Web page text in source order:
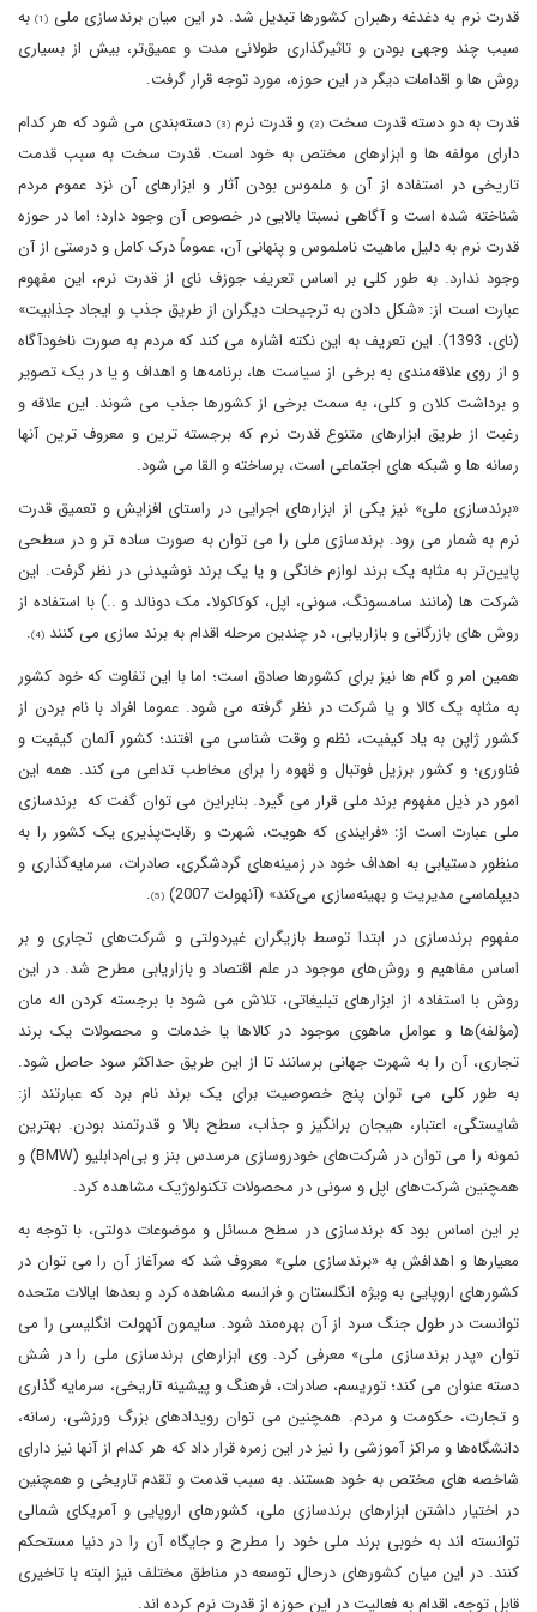
قدرت نرم به دغدغه رهبران کشورها تبدیل شد. در این میان برندسازی ملی (1)
به
سبب چند وجهی بودن و تاثیرگذاری طولانی مدت و عمیق‌تر، بیش از بسیاری
روش ها و اقدامات دیگر در این حوزه، مورد توجه قرار گرفت.
قدرت به دو دسته قدرت سخت(2) و قدرت نرم(3)
دسته‌بندی می شود که هر کدام
دارای مولفه ها و ابزارهای مختص به خود است. قدرت سخت به سبب قدمت
تاریخی در استفاده از آن و ملموس بودن آثار و ابزارهای آن نزد عموم مردم
شناخته شده است و آگاهی نسبتا بالایی در خصوص آن وجود دارد؛ اما در حوزه
قدرت نرم به دلیل ماهیت ناملموس و پنهانی آن، عموماً درک کامل و درستی از آن
وجود ندارد. به طور کلی بر اساس تعریف جوزف نای از قدرت نرم، این مفهوم
عبارت است از: «شکل دادن به ترجیحات دیگران از طریق جذب و ایجاد جذابیت»
(نای، 1393). این تعریف به این نکته اشاره می کند که مردم به صورت ناخودآگاه
و از روی علاقه‌مندی به برخی از سیاست ها، برنامه‌ها و اهداف و یا در یک تصویر
و برداشت کلان و کلی، به سمت برخی از کشورها جذب می شوند. این علاقه و
رغبت از طریق ابزارهای متنوع قدرت نرم که برجسته ترین و معروف ترین آنها
رسانه ها و شبکه های اجتماعی است، برساخته و القا می شود.
«برندسازی ملی» نیز یکی از ابزارهای اجرایی در راستای افزایش و تعمیق قدرت
نرم به شمار می رود. برندسازی ملی را می توان به صورت ساده تر و در سطحی
پایین‌تر به مثابه یک برند لوازم خانگی و یا یک برند نوشیدنی در نظر گرفت. این
شرکت ها (مانند سامسونگ، سونی، اپل، کوکاکولا، مک دونالد و ..) با استفاده از
روش های بازرگانی و بازاریابی، در چندین مرحله اقدام به برند سازی می کنند (4)
.
همین امر و گام ها نیز برای کشورها صادق است؛ اما با این تفاوت که خود کشور
به مثابه یک کالا و یا شرکت در نظر گرفته می شود. عموما افراد با نام بردن از
کشور ژاپن به یاد کیفیت، نظم و وقت شناسی می افتند؛ کشور آلمان کیفیت و
فناوری؛ و کشور برزیل فوتبال و قهوه را برای مخاطب تداعی می کند. همه این
امور در ذیل مفهوم برند ملی قرار می گیرد. بنابراین می توان گفت که برندسازی
ملی عبارت است از: «فرایندی که هویت، شهرت و رقابت‌پذیری یک کشور را به
منظور دستیابی به اهداف خود در زمینه‌های گردشگری، صادرات، سرمایه‌گذاری و
دیپلماسی مدیریت و بهینه‌سازی می‌کند» (آنهولت 2007)
(5)
.
مفهوم برندسازی در ابتدا توسط بازیگران غیردولتی و شرکت‌های تجاری و بر
اساس مفاهیم و روش‌های موجود در علم اقتصاد و بازاریابی مطرح شد. در این
روش با استفاده از ابزارهای تبلیغاتی، تلاش می شود با برجسته کردن اله مان
(مؤلفه)ها و عوامل ماهوی موجود در کالاها یا خدمات و محصولات یک برند
تجاری، آن را به شهرت جهانی برسانند تا از این طریق حداکثر سود حاصل شود.
به طور کلی می توان پنج خصوصیت برای یک برند نام برد که عبارتند از:
شایستگی، اعتبار، هیجان بر‌انگیز و جذاب، سطح بالا و قدرتمند بودن. بهترین
نمونه را می توان در شرکت‌های خودروسازی مرسدس بنز و بی‌ام‌دابلیو (BMW) و
همچنین شرکت‌های اپل و سونی در محصولات تکنولوژیک مشاهده کرد.
بر این اساس بود که برندسازی در سطح مسائل و موضوعات دولتی، با توجه به
معیارها و اهدافش به «برندسازی ملی» معروف شد که سرآغاز آن را می توان در
کشورهای اروپایی به ویژه انگلستان و فرانسه مشاهده کرد و بعدها ایالات متحده
توانست در طول جنگ سرد از آن بهره‌مند شود. سایمون آنهولت انگلیسی را می
توان «پدر برندسازی ملی» معرفی کرد. وی ابزارهای برندسازی ملی را در شش
دسته عنوان می کند؛ توریسم، صادرات، فرهنگ و پیشینه تاریخی، سرمایه گذاری
و تجارت، حکومت و مردم. همچنین می توان رویدادهای بزرگ ورزشی، رسانه،
دانشگاه‌ها و مراکز آموزشی را نیز در این زمره قرار داد که هر کدام از آنها نیز دارای
شاخصه های مختص به خود هستند. به سبب قدمت و تقدم تاریخی و همچنین
در اختیار داشتن ابزارهای برندسازی ملی، کشورهای اروپایی و آمریکای شمالی
توانسته اند به خوبی برند ملی خود را مطرح و جایگاه آن را در دنیا مستحکم
کنند. در این میان کشورهای درحال توسعه در مناطق مختلف نیز البته با تاخیری
قابل توجه، اقدام به فعالیت در این حوزه از قدرت نرم کرده اند.